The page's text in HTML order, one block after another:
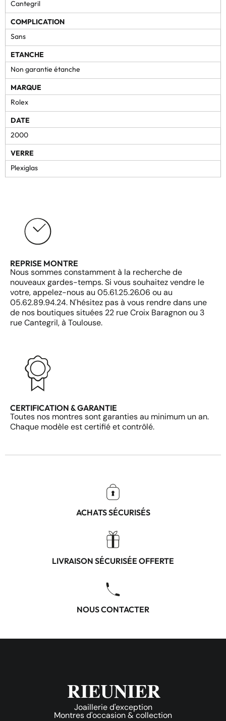
Cantegril
COMPLICATION
Sans
ETANCHE
Non garantie étanche
MARQUE
Rolex
DATE
2000
VERRE
Plexiglas
REPRISE MONTRE
Nous sommes constamment à la recherche de
nouveaux gardes-temps. Si vous souhaitez vendre le
votre, appelez-nous au 05.61.25.26.06 ou au
05.62.89.94.24. N'hésitez pas à vous rendre dans une
de nos boutiques situées 22 rue Croix Baragnon ou 3
rue Cantegril, à Toulouse.
CERTIFICATION & GARANTIE
Toutes nos montres sont garanties au minimum un an.
Chaque modèle est certifié et contrôlé.
ACHATS SÉCURISÉS
LIVRAISON SÉCURISÉE OFFERTE
NOUS CONTACTER
Joaillerie d'exception
Montres d'occasion & collection